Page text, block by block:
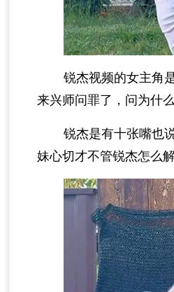
锐杰视频的女主角
来兴师问罪了，问为什
锐杰是有十张嘴也
妹心切才不管锐杰怎么